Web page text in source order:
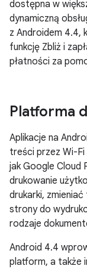
dostępna w
dynamiczną
z Androidem 4.4,
funkcję Zbliż i
płatności za
Platforma
Aplikacje na
treści przez Wi-Fi
jak Google Cloud
drukowanie
drukarki,
strony do
rodzaje
Android 4.4
platform, a także